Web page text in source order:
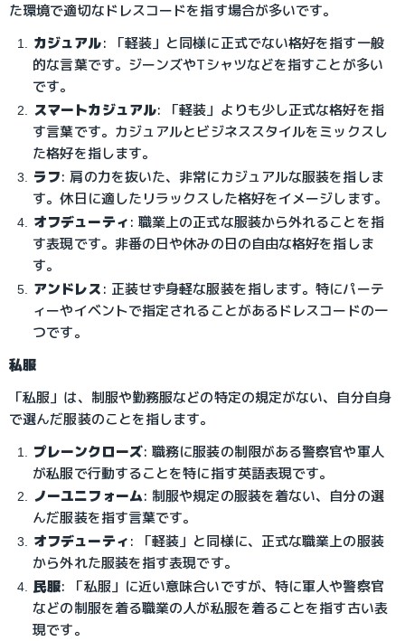
た環境で適切なドレスコードを指す場合が多いです。
カジュアル: 「軽装」と同様に正式でない格好を指す一般
的な言葉です。ジーンズやTシャツなどを指すことが多い
です。
スマートカジュアル: 「軽装」よりも少し正式な格好を指
す言葉です。カジュアルとビジネススタイルをミックスし
た格好を指します。
ラフ: 肩の力を抜いた、非常にカジュアルな服装を指しま
す。休日に適したリラックスした格好をイメージします。
オフデューティ: 職業上の正式な服装から外れることを指
す表現です。非番の日や休みの日の自由な格好を指しま
す。
アンドレス: 正装せず身軽な服装を指します。特にパーテ
ィーやイベントで指定されることがあるドレスコードの一
つです。
私服
「私服」は、制服や勤務服などの特定の規定がない、自分自身
で選んだ服装のことを指します。
プレーンクローズ: 職務に服装の制限がある警察官や軍人
が私服で行動することを特に指す英語表現です。
ノーユニフォーム: 制服や規定の服装を着ない、自分の選
んだ服装を指す言葉です。
オフデューティ: 「軽装」と同様に、正式な職業上の服装
から外れた服装を指す表現です。
民服: 「私服」に近い意味合いですが、特に軍人や警察官
などの制服を着る職業の人が私服を着ることを指す古い表
現です。